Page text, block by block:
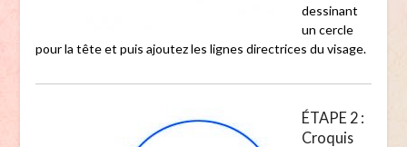
dessinant
un cercle
pour la tête et puis ajoutez les lignes directrices du visage.
ÉTAPE 2 :
Croquis